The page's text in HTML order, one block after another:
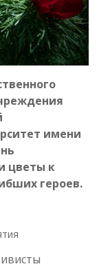
имени
цветы к
героев.